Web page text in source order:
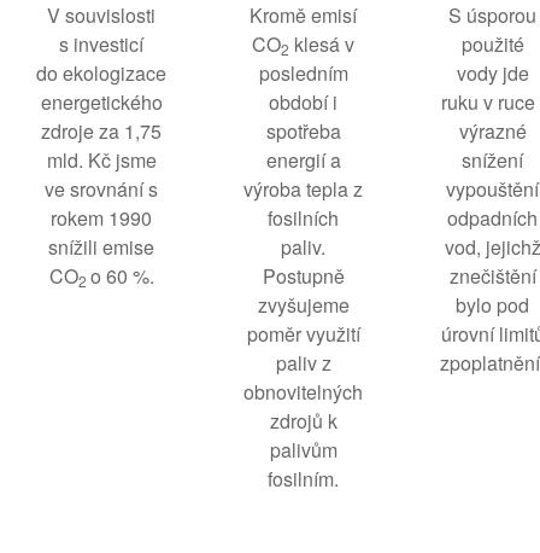
V souvislosti
s investicí
do ekologizace
energetického
zdroje za 1,75
mld. Kč jsme
ve srovnání s
rokem 1990
snížili emise
CO2 o 60 %.
Kromě emisí
CO2 klesá v
posledním
období i
spotřeba
energií a
výroba tepla z
fosilních
paliv.
Postupně
zvyšujeme
poměr využití
paliv z
obnovitelných
zdrojů k
palivům
fosilním.
S úsporou
použité
vody jde
ruku v ruce
výrazné
snížení
vypouštění
odpadních
vod, jejichž
znečištění
bylo pod
úrovní